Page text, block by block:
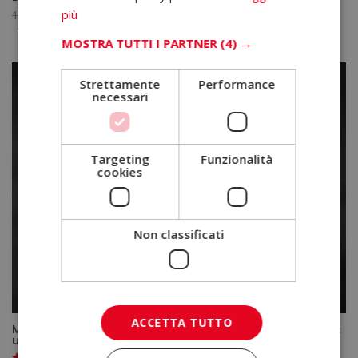
1.520,00 €Il
originale
era:
1.520,00€.
380,00
attuale
è:
380,00€.
Master in Psicologia Criminale – Diploma Autenticato da
un Notaio Europeo –
più
MOSTRA TUTTI I PARTNER (4) →
Strettamente
necessari
Performance
Targeting
cookies
Funzionalità
Non classificati
ACCETTA TUTTO